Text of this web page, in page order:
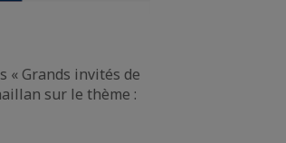
« Grands invités de
sur le thème :